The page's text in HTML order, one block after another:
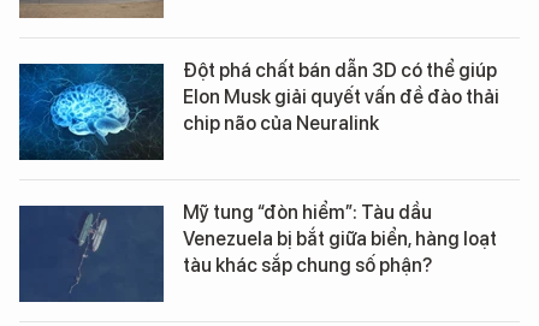
Đột phá chất bán dẫn 3D có thể giúp
Elon Musk giải quyết vấn đề đào thải
chip não của Neuralink
Mỹ tung “đòn hiểm”: Tàu dầu
Venezuela bị bắt giữa biển, hàng loạt
tàu khác sắp chung số phận?